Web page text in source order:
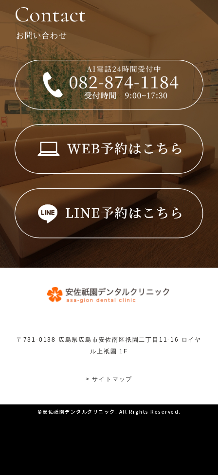
Contact
お問い合わせ
〒731-0138 広島県広島市安佐南区祇園二丁目11-16 ロイヤ
ル上祇園 1F
> サイトマップ
©安佐祇園デンタルクリニック. All Rights Reserved.